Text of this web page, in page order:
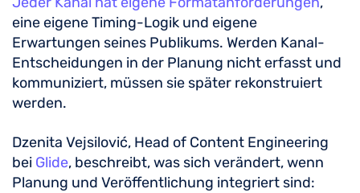
eine eigene Timing-Logik und eigene
Erwartungen seines Publikums. Werden Kanal-
Entscheidungen in der Planung nicht erfasst und
kommuniziert, müssen sie später rekonstruiert
werden.
Dzenita Vejsilović, Head of Content Engineering
bei Glide, beschreibt, was sich verändert, wenn
Planung und Veröffentlichung integriert sind: